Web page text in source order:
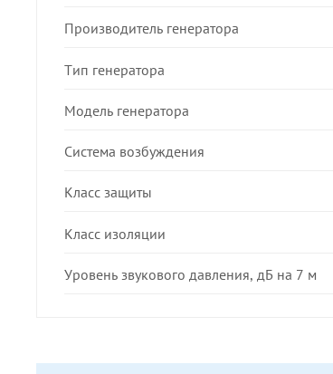
Производитель генератора
Тип генератора
Модель генератора
Система возбуждения
Класс защиты
Класс изоляции
Уровень звукового давления, дБ на 7 м